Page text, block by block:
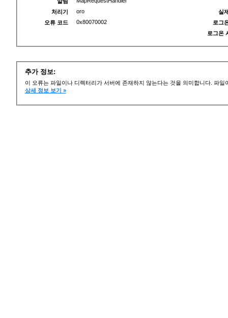
처리기
oro
오류 코드
0x80070002
실
로그
로그온
추가 정보:
이 오류는 파일이나 디렉터리가 서버에 존재하지 않는다는 것을 의미합니다. 파
상세 정보 보기 »